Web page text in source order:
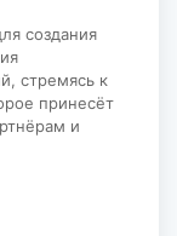
создания
стремясь к
принесёт
и